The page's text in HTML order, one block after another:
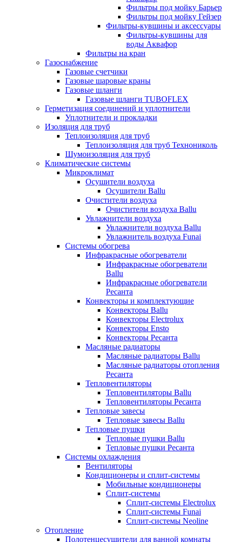
Фильтры под мойку Барьер
Фильтры под мойку Гейзер
Фильтры-кувшины и аксессуары
Фильтры-кувшины для
воды Аквафор
Фильтры на кран
Газоснабжение
Газовые счетчики
Газовые шаровые краны
Газовые шланги
Газовые шланги TUBOFLEX
Герметизация соединений и уплотнители
Уплотнители и прокладки
Изоляция для труб
Теплоизоляция для труб
Теплоизоляция для труб Технониколь
Шумоизоляция для труб
Климатические системы
Микроклимат
Осушители воздуха
Осушители Ballu
Очистители воздуха
Очистители воздуха Ballu
Увлажнители воздуха
Увлажнители воздуха Ballu
Увлажнитель воздуха Funai
Системы обогрева
Инфракрасные обогреватели
Инфракрасные обогреватели
Ballu
Инфракрасные обогреватели
Ресанта
Конвекторы и комплектующие
Конвекторы Ballu
Конвекторы Electrolux
Конвекторы Ensto
Конвекторы Ресанта
Масляные радиаторы
Масляные радиаторы Ballu
Масляные радиаторы отопления
Ресанта
Тепловентиляторы
Тепловентиляторы Ballu
Тепловентиляторы Ресанта
Тепловые завесы
Тепловые завесы Ballu
Тепловые пушки
Тепловые пушки Ballu
Тепловые пушки Ресанта
Системы охлаждения
Вентиляторы
Кондиционеры и сплит-системы
Мобильные кондиционеры
Сплит-системы
Сплит-системы Electrolux
Сплит-системы Funai
Сплит-системы Neoline
Отопление
Полотенцесушители для ванной комнаты